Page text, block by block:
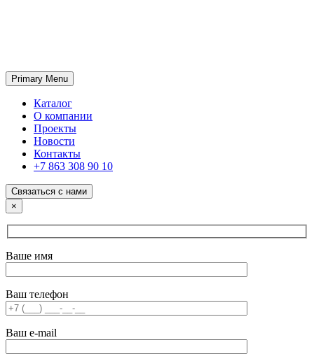
ГК «SABONE»
Оптовые поставки отделочных материалов и оборудования
Primary Menu
Каталог
О компании
Проекты
Новости
Контакты
+7 863 308 90 10
Связаться с нами
×
Ваше имя
Ваш телефон
Ваш e-mail